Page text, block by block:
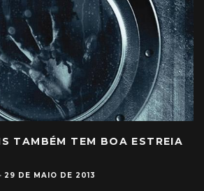
TAMBÉM TEM BOA ESTREIA
· 29 DE MAIO DE 2013